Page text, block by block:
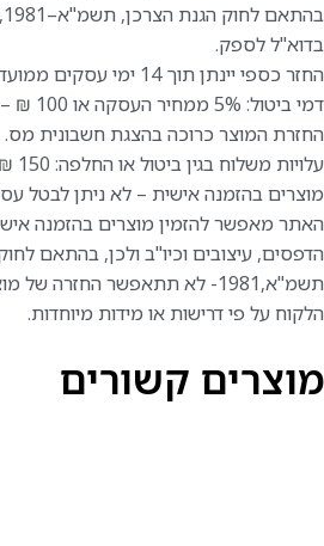
בדוא"ל לספק.
החזר כספי יינתן תוך 14 ימי עסקים ממועד קבלת הודעת הביטול.
דמי ביטול: 5% ממחיר העסקה או 100 ₪ – הנמוך מביניהם.
החזרת המוצר כרוכה בהצגת חשבונית מס.
עלויות משלוח בגין ביטול או החלפה: 150 ₪.
מוצרים בהזמנה אישית – לא ניתן לבטל
האתר מאפשר להזמין מוצרים בהזמנה
הדפסים, עיצובים וכיו"ב ולכן, בהתאם
תשמ"א,1981- לא תתאפשר החזרה
הלקוח על פי דרישות או מידות מיוחדות.
מוצרים קשורים